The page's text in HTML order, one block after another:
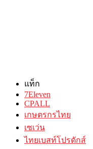
แท็ก
7Eleven
CPALL
เกษตรกรไทย
เซเว่น
ไทยเบสท์โปรดักส์